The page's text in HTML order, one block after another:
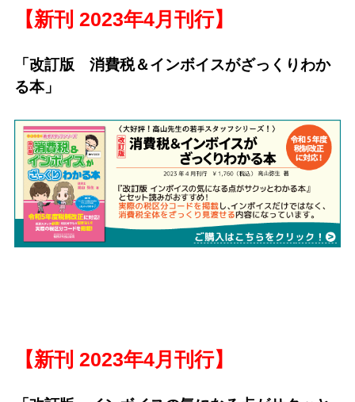
【新刊 2023年4月刊行】
「改訂版 消費税＆インボイスがざっくりわか
る本」
【新刊 2023年4月刊行】